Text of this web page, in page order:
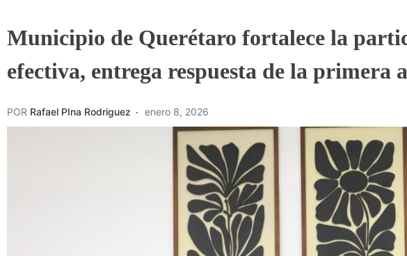
Municipio de Querétaro fortalece la
efectiva, entrega respuesta de la primera
POR Rafael PIna Rodriguez enero 8, 2026